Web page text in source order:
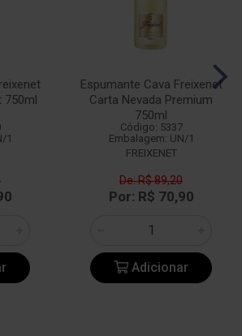
750ml
1
Espumante Cava Freixenet
Carta Nevada Premium
750ml
Código: 5337
Embalagem: UN/1
FREIXENET
De: R$ 89,20
Por: R$ 70,90
Adicionar